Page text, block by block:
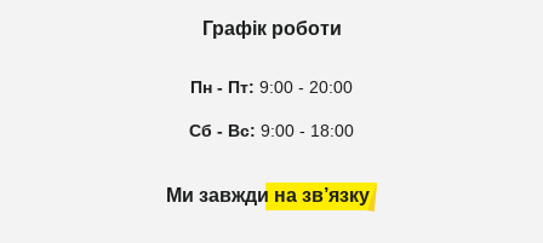
Графік роботи
Пн - Пт: 9:00 - 20:00
Сб - Вс: 9:00 - 18:00
Ми завжди на зв’язку